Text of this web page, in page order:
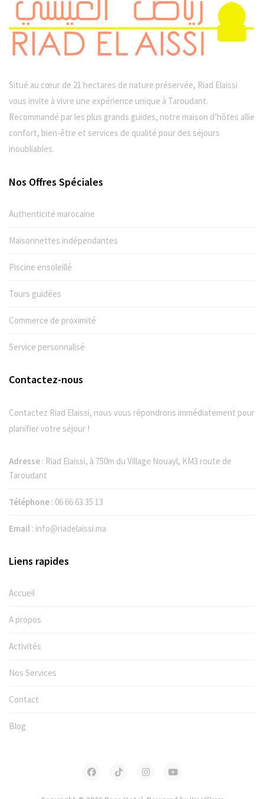
Situé au cœur de 21 hectares de nature préservée, Riad Elaissi
vous invite à vivre une expérience unique à Taroudant.
Recommandé par les plus grands guides, notre maison d’hôtes allie
confort, bien-être et services de qualité pour des séjours
inoubliables.
Nos Offres Spéciales
Authenticité marocaine
Maisonnettes indépendantes
Piscine ensoleillé
Tours guidées
Commerce de proximité
Service personnalisé
Contactez-nous
Contactez Riad Elaissi, nous vous répondrons immédiatement pour
planifier votre séjour !
Adresse : Riad Elaissi, à 750m du Village Nouayl, KM3 route de
Taroudant
Téléphone : 06 66 63 35 13
Email : info@riadelaissi.ma
Liens rapides
Accueil
A propos
Activités
Nos Services
Contact
Blog